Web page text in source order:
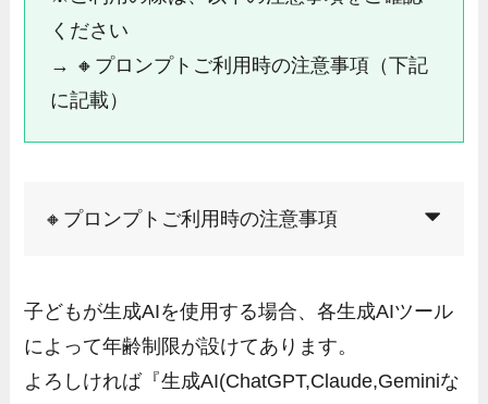
ください
→ 🔸プロンプトご利用時の注意事項（下記
に記載）
🔸プロンプトご利用時の注意事項
子どもが生成AIを使用する場合、各生成AIツール
によって年齢制限が設けてあります。
よろしければ『生成AI(ChatGPT,Claude,Geminiな